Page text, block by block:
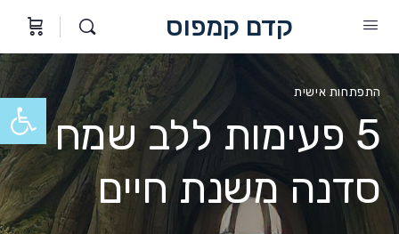
פתח
קדם קמפוס
התפתחות אישית
5 פעימות ללב שמח –
סדנה משנת חיים